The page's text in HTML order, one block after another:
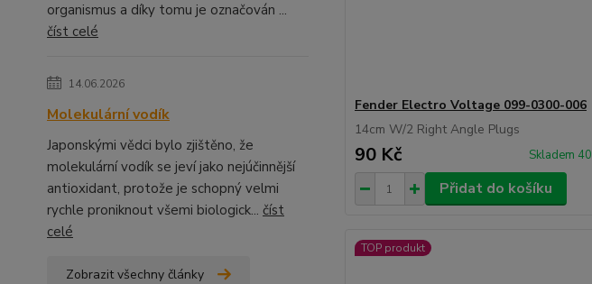
organismus a díky tomu je označován ...
číst celé
14.06.2026
Molekulární vodík
Japonskými vědci bylo zjištěno, že
molekulární vodík se jeví jako nejúčinnější
antioxidant, protože je schopný velmi
rychle proniknout všemi biologick... číst
celé
Zobrazit všechny články
Fender Electro Voltage 099-0300-006
14cm W/2 Right Angle Plugs
90 Kč Skladem 40
Přidat do košíku
TOP produkt